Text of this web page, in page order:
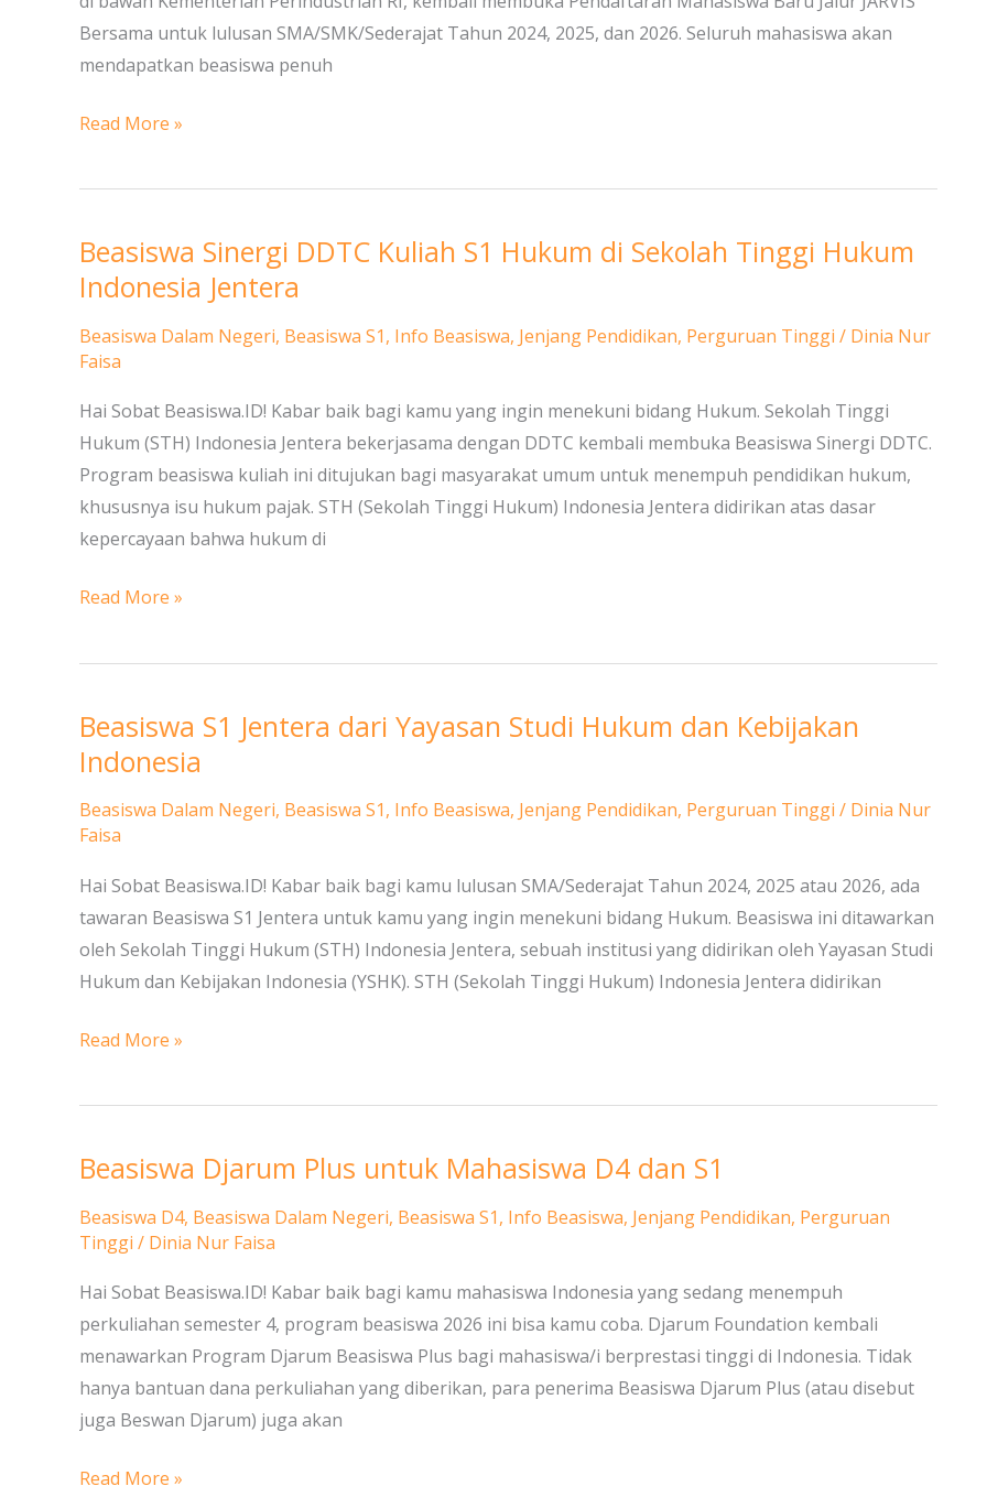
Bersama untuk lulusan SMA/SMK/Sederajat Tahun 2024, 2025, dan 2026. Seluruh mahasiswa akan
mendapatkan beasiswa penuh
SMA/Sederajat
Read More »
Beasiswa Sinergi DDTC Kuliah S1 Hukum di Sekolah Tinggi Hukum
Indonesia Jentera
Beasiswa Dalam Negeri, Beasiswa S1, Info Beasiswa, Jenjang Pendidikan, Perguruan Tinggi / Dinia Nur
Faisa
Hai Sobat Beasiswa.ID! Kabar baik bagi kamu yang ingin menekuni bidang Hukum. Sekolah Tinggi
Hukum (STH) Indonesia Jentera bekerjasama dengan DDTC kembali membuka Beasiswa Sinergi DDTC.
Program beasiswa kuliah ini ditujukan bagi masyarakat umum untuk menempuh pendidikan hukum,
khususnya isu hukum pajak. STH (Sekolah Tinggi Hukum) Indonesia Jentera didirikan atas dasar
kepercayaan bahwa hukum di
Beasiswa
Sinergi
Kuliah
S1
Hukum
di
Sekolah
Tinggi
Hukum
Jentera
Read More »
Beasiswa S1 Jentera dari Yayasan Studi Hukum dan Kebijakan
Indonesia
Beasiswa Dalam Negeri, Beasiswa S1, Info Beasiswa, Jenjang Pendidikan, Perguruan Tinggi / Dinia Nur
Faisa
Hai Sobat Beasiswa.ID! Kabar baik bagi kamu lulusan SMA/Sederajat Tahun 2024, 2025 atau 2026, ada
tawaran Beasiswa S1 Jentera untuk kamu yang ingin menekuni bidang Hukum. Beasiswa ini ditawarkan
oleh Sekolah Tinggi Hukum (STH) Indonesia Jentera, sebuah institusi yang didirikan oleh Yayasan Studi
Hukum dan Kebijakan Indonesia (YSHK). STH (Sekolah Tinggi Hukum) Indonesia Jentera didirikan
Beasiswa
S1
dari
Studi
Hukum
dan
Kebijakan
Read More »
Beasiswa Djarum Plus untuk Mahasiswa D4 dan S1
Beasiswa D4, Beasiswa Dalam Negeri, Beasiswa S1, Info Beasiswa, Jenjang Pendidikan, Perguruan
Tinggi / Dinia Nur Faisa
Hai Sobat Beasiswa.ID! Kabar baik bagi kamu mahasiswa Indonesia yang sedang menempuh
perkuliahan semester 4, program beasiswa 2026 ini bisa kamu coba. Djarum Foundation kembali
menawarkan Program Djarum Beasiswa Plus bagi mahasiswa/i berprestasi tinggi di Indonesia. Tidak
hanya bantuan dana perkuliahan yang diberikan, para penerima Beasiswa Djarum Plus (atau disebut
juga Beswan Djarum) juga akan
Beasiswa
Plus
untuk
Mahasiswa
D4
dan
S1
Read More »